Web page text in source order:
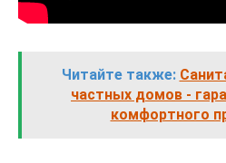
Читайте также:
частных домов -
комфортного